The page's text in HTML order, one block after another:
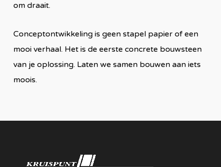
om draait.
Conceptontwikkeling is geen stapel papier of een
mooi verhaal. Het is de eerste concrete bouwsteen
van je oplossing. Laten we samen bouwen aan iets
moois.